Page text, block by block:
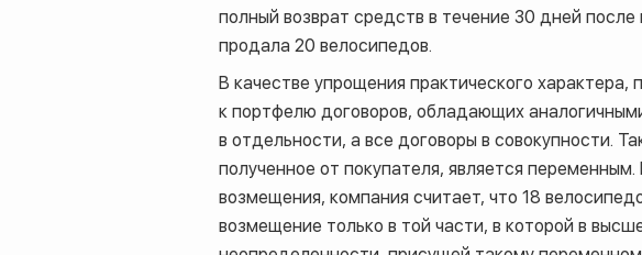
полный возврат средств в течение 30 дней
продала 20 велосипедов.
В качестве упрощения практического
к портфелю договоров, обладающих
в отдельности, а все договоры в совокупности.
полученное от покупателя, является
возмещения, компания считает, что 18
возмещение только в той части, в которой в